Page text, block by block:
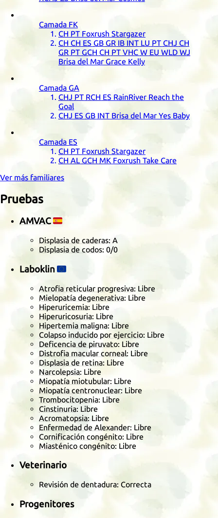
Camada FK
CH PT Foxrush Stargazer
CH CH ES GB GR IB INT LU PT CHJ CH
GR PT GCH CH PT VHC W EU WLD WJ
Brisa del Mar Grace Kelly
Camada GA
CHJ PT RCH ES RainRiver Reach the
Goal
CHJ ES GB INT Brisa del Mar Yes Baby
Camada ES
CH PT Foxrush Stargazer
CH AL GCH MK Foxrush Take Care
Ver más familiares
Pruebas
AMVAC🇪🇸
Displasia de caderas: A
Displasia de codos: 0/0
Laboklin🇪🇺
Atrofia reticular progresiva: Libre
Mielopatía degenerativa: Libre
Hiperuricemia: Libre
Hiperuricosuria: Libre
Hipertemia maligna: Libre
Colapso inducido por ejercicio: Libre
Deficencia de piruvato: Libre
Distrofia macular corneal: Libre
Displasia de retina: Libre
Narcolepsia: Libre
Miopatía miotubular: Libre
Miopatía centronuclear: Libre
Trombocitopenia: Libre
Cinstinuria: Libre
Acromatopsia: Libre
Enfermedad de Alexander: Libre
Cornificación congénito: Libre
Miasténico congénito: Libre
Veterinario
Revisión de dentadura: Correcta
Progenitores